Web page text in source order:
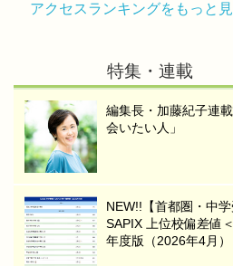
アクセスランキングをもっと
特集・連載
編集長・加藤紀子連載
会いたい人」
NEW!!【首都圏・中学
SAPIX 上位校偏差値
年度版（2026年4月）